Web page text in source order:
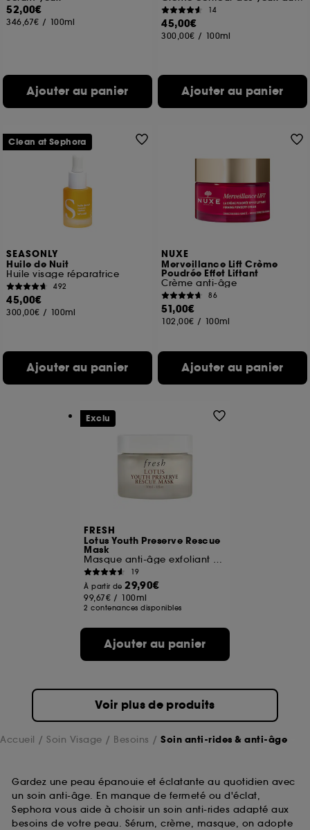
52,00€
346,67€ / 100ml
Ajouter au panier
14
45,00€
300,00€ / 100ml
Ajouter au panier
SEASONLY
Huile de Nuit
Huile visage réparatrice
492
45,00€
300,00€ / 100ml
Ajouter au panier
Clean at Sephora
NUXE
Merveillance Lift Crème
Poudrée Effet Liftant
Crème anti-âge
86
51,00€
102,00€ / 100ml
Ajouter au panier
FRESH
Lotus Youth Preserve Rescue
Mask
Masque anti-âge exfoliant au Lotus
19
À partir de29,90€
99,67€ / 100ml
2 contenances disponibles
Ajouter au panier
Exclu
Voir plus de produits
Accueil Soin Visage Besoins Soin anti-rides & anti-âge
Gardez une peau épanouie et éclatante au quotidien avec
un soin anti-âge. En manque de fermeté ou d'éclat,
Sephora vous aide à choisir un soin anti-rides adapté aux
besoins de votre peau. Sérum, crème, masque, on adopte